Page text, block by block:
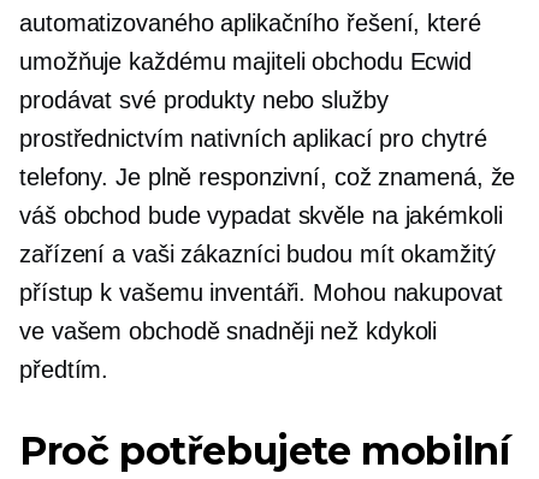
automatizovaného aplikačního řešení, které
umožňuje každému majiteli obchodu Ecwid
prodávat své produkty nebo služby
prostřednictvím nativních aplikací pro chytré
telefony. Je plně responzivní, což znamená, že
váš obchod bude vypadat skvěle na jakémkoli
zařízení a vaši zákazníci budou mít okamžitý
přístup k vašemu inventáři. Mohou nakupovat
ve vašem obchodě snadněji než kdykoli
předtím.
Proč potřebujete mobilní